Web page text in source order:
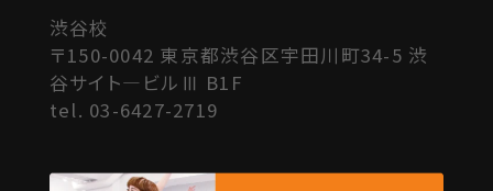
渋谷校
〒150-0042 東京都渋谷区宇田川町34-5 渋
谷サイト―ビルⅢ B1F
tel. 03-6427-2719